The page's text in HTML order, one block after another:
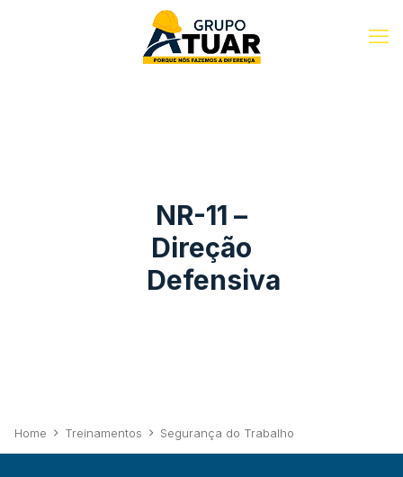
NR-11 –
Direção
Defensiva
Home Treinamentos Segurança do Trabalho